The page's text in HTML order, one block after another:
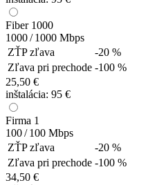
Fiber 1000
1000 / 1000 Mbps
ZŤP zľava
-20 %
Zľava pri prechode -100 %
25,50 €
inštalácia: 95 €
Firma 1
100 / 100 Mbps
ZŤP zľava
-20 %
Zľava pri prechode -100 %
34,50 €